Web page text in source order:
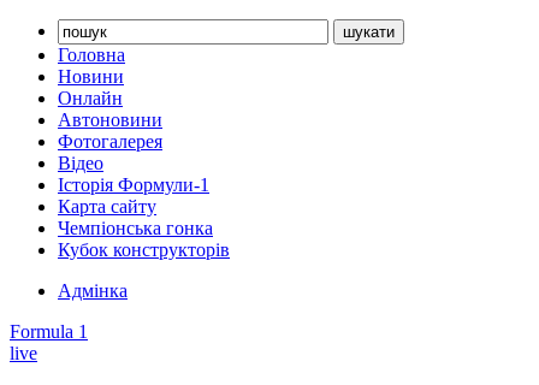
Головна
Новини
Онлайн
Автоновини
Фотогалерея
Відео
Історія Формули-1
Карта сайту
Чемпіонська гонка
Кубок конструкторів
Адмінка
Formula 1
live